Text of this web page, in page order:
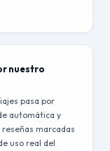
nuestro
pasa por
automática y
marcadas
uso real del